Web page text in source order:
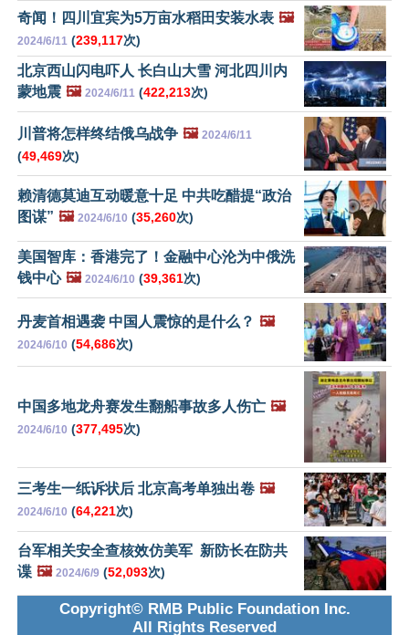
奇闻！四川宜宾为5万亩水稻田安装水表 🖼️
2024/6/11 (239,117次)
北京西山闪电吓人 长白山大雪 河北四川内
蒙地震 🖼️ 2024/6/11 (422,213次)
川普将怎样终结俄乌战争 🖼️ 2024/6/11
(49,469次)
赖清德莫迪互动暖意十足 中共吃醋提“政治
图谋” 🖼️ 2024/6/10 (35,260次)
美国智库：香港完了！金融中心沦为中俄洗
钱中心 🖼️ 2024/6/10 (39,361次)
丹麦首相遇袭 中国人震惊的是什么？ 🖼️
2024/6/10 (54,686次)
中国多地龙舟赛发生翻船事故多人伤亡 🖼️
2024/6/10 (377,495次)
三考生一纸诉状后 北京高考单独出卷 🖼️
2024/6/10 (64,221次)
台军相关安全查核效仿美军 新防长在防共
谍 🖼️ 2024/6/9 (52,093次)
Copyright© RMB Public Foundation Inc.
All Rights Reserved